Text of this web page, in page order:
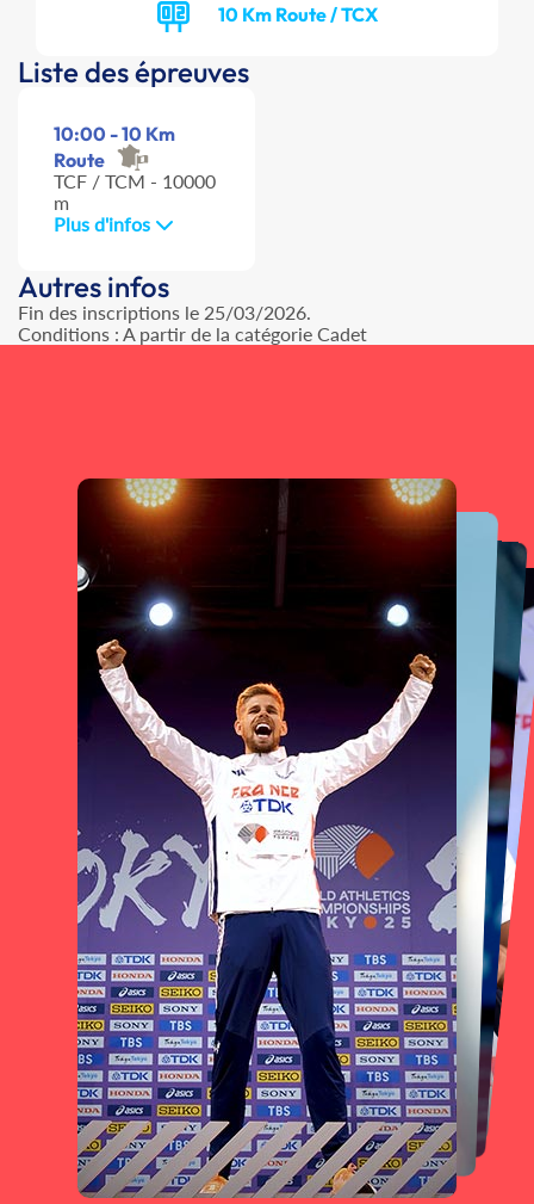
10 Km Route / TCX
Liste des épreuves
10:00 - 10 Km
Route
TCF / TCM - 10000
m
Plus d'infos
Autres infos
Fin des inscriptions le 25/03/2026.
Conditions : A partir de la catégorie Cadet